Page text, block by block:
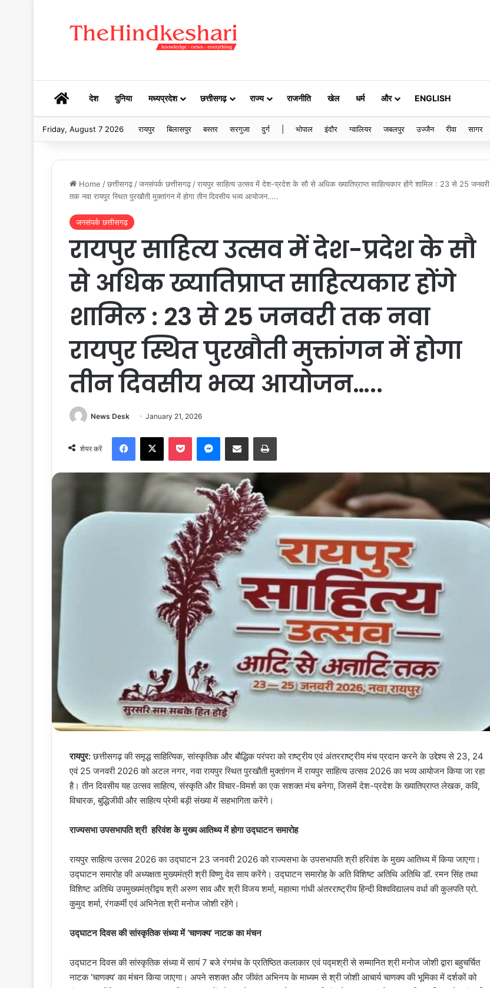
HOMEदेश दुनिया मध्यप्रदेश छत्तीसगढ़ राज्य राजनीति खेल धर्म और ENGLISH
Friday, August 7 2026 रायपुर बिलासपुर बस्तर सरगुजा दुर्ग भोपाल इंदौर ग्वालियर जबलपुर उज्जैन रीवा सागर
Home /छत्तीसगढ़ /जनसंपर्क छत्तीसगढ़ /रायपुर साहित्य उत्सव में देश-प्रदेश के सौ से अधिक ख्यातिप्राप्त साहित्यकार होंगे शामिल : 23 से 25 जनवरी
तक नवा रायपुर स्थित पुरखौती मुक्तांगन में होगा तीन दिवसीय भव्य आयोजन…..
जनसंपर्क छत्तीसगढ़
रायपुर साहित्य उत्सव में देश-प्रदेश के सौ
से अधिक ख्यातिप्राप्त साहित्यकार होंगे
शामिल : 23 से 25 जनवरी तक नवा
रायपुर स्थित पुरखौती मुक्तांगन में होगा
तीन दिवसीय भव्य आयोजन…..
News Desk January 21, 2026
शेयर करें
रायपुर:छत्तीसगढ़ की समृद्ध साहित्यिक, सांस्कृतिक और बौद्धिक परंपरा को राष्ट्रीय एवं अंतरराष्ट्रीय मंच प्रदान करने के उद्देश्य से 23, 24
एवं 25 जनवरी 2026 को अटल नगर, नवा रायपुर स्थित पुरखौती मुक्तांगन में रायपुर साहित्य उत्सव 2026 का भव्य आयोजन किया जा रहा
है। तीन दिवसीय यह उत्सव साहित्य, संस्कृति और विचार-विमर्श का एक सशक्त मंच बनेगा, जिसमें देश-प्रदेश के ख्यातिप्राप्त लेखक, कवि,
विचारक, बुद्धिजीवी और साहित्य प्रेमी बड़ी संख्या में सहभागिता करेंगे।
राज्यसभा उपसभापति श्री हरिवंश के मुख्य आतिथ्य में होगा उद्घाटन समारोह
रायपुर साहित्य उत्सव 2026 का उद्घाटन 23 जनवरी 2026 को राज्यसभा के उपसभापति श्री हरिवंश के मुख्य आतिथ्य में किया जाएगा।
उद्घाटन समारोह की अध्यक्षता मुख्यमंत्री श्री विष्णु देव साय करेंगे। उद्घाटन समारोह के अति विशिष्ट अतिथि अतिथि डॉ. रमन सिंह तथा
विशिष्ट अतिथि उपमुख्यमंत्रीद्वय श्री अरुण साव और श्री विजय शर्मा, महात्मा गांधी अंतरराष्ट्रीय हिन्दी विश्वविद्यालय वर्धा की कुलपति प्रो.
कुमुद शर्मा, रंगकर्मी एवं अभिनेता श्री मनोज जोशी रहेंगे।
उद्घाटन दिवस की सांस्कृतिक संध्या में ‘चाणक्य’ नाटक का मंचन
उद्घाटन दिवस की सांस्कृतिक संध्या में सायं 7 बजे रंगमंच के प्रतिष्ठित कलाकार एवं पद्मश्री से सम्मानित श्री मनोज जोशी द्वारा बहुचर्चित
नाटक ‘चाणक्य’ का मंचन किया जाएगा। अपने सशक्त और जीवंत अभिनय के माध्यम से श्री जोशी आचार्य चाणक्य की भूमिका में दर्शकों को